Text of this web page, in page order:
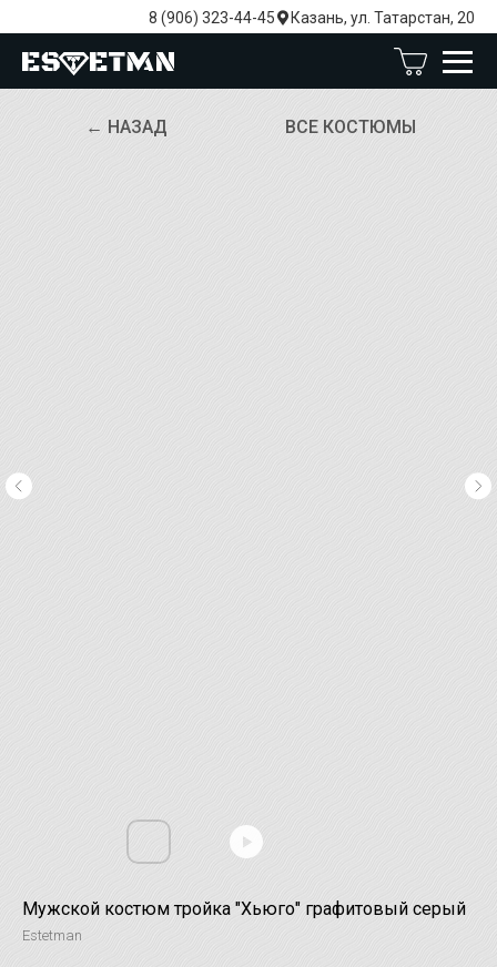
8 (906) 323-44-45 Казань, ул. Татарстан, 20
ВСЕ КОСТЮМЫ
← НАЗАД
Мужской костюм тройка "Хьюго" графитовый серый
Estetman